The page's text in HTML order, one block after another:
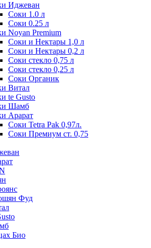
Иджеван
Соки 1.0 л
Соки 0.25 л
Noyan Premium
Соки и Нектары 1,0 л
Соки и Нектары 0,2 л
Соки стекло 0,75 л
Соки стекло 0,25 л
Соки Органик
Витал
te Gusto
Шамб
Арарат
Соки Tetra Pak 0,97л.
Соки Премиум ст. 0,75
Фуд
Био